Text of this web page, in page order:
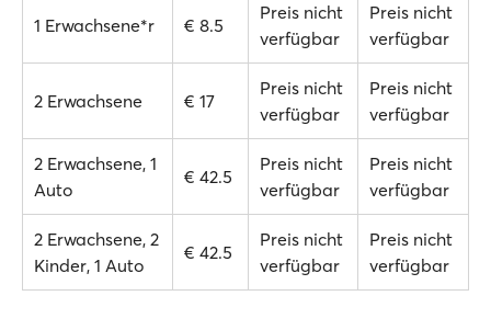
1 Erwachsene*r € 8.5
Preis nicht
verfügbar
Preis nicht
verfügbar
2 Erwachsene € 17
Preis nicht
verfügbar
Preis nicht
verfügbar
2 Erwachsene, 1
Auto
€ 42.5
Preis nicht
verfügbar
Preis nicht
verfügbar
2 Erwachsene, 2
Kinder, 1 Auto
€ 42.5
Preis nicht
verfügbar
Preis nicht
verfügbar